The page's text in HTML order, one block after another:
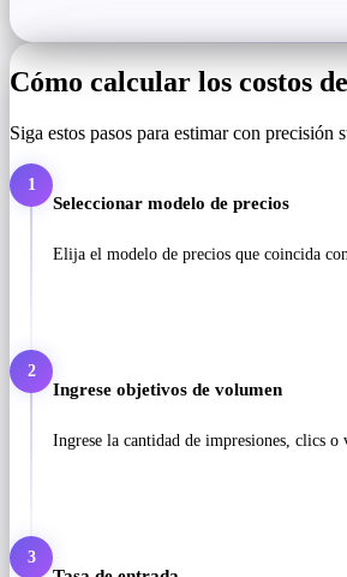
Cómo calcular los costos
Siga estos pasos para estimar con
1
Seleccionar modelo de precios
Elija el modelo de precios que coincida
2
Ingrese objetivos de volumen
Ingrese la cantidad de impresiones, clics o
3